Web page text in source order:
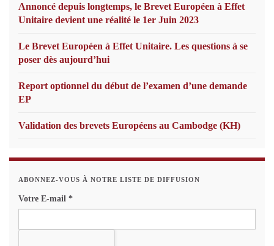
Annoncé depuis longtemps, le Brevet Européen à Effet
Unitaire devient une réalité le 1er Juin 2023
Le Brevet Européen à Effet Unitaire. Les questions à se
poser dès aujourd’hui
Report optionnel du début de l’examen d’une demande
EP
Validation des brevets Européens au Cambodge (KH)
ABONNEZ-VOUS À NOTRE LISTE DE DIFFUSION
Votre E-mail *